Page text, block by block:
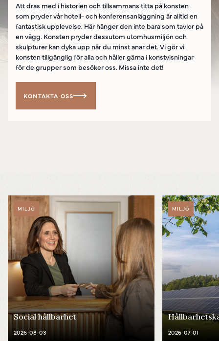
Att dras med i historien och tillsammans titta på konsten
som pryder vår hotell- och konferensanläggning är alltid en
fantastisk upplevelse. Här hänger den inte bara som tavlor på
en vägg. Konsten pryder dessutom utomhusmiljön och
skulpturer kan dyka upp när du minst anar det. Vi gör vi
konsten tillgänglig för alla och håller gärna i konstvisningar
för de grupper som besöker oss. Missa inte det!
KONTAKTA OSS
MILJÖ
Social hållbarhet
2026-08-03
MILJÖ
2026-07-01